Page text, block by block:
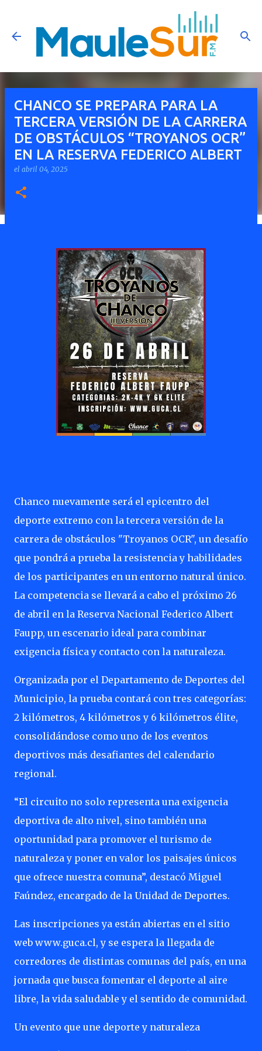
Ir al contenido principal
CHANCO SE PREPARA PARA LA
TERCERA VERSIÓN DE LA CARRERA
DE OBSTÁCULOS “TROYANOS OCR”
EN LA RESERVA FEDERICO ALBERT
el abril 04, 2025
Chanco nuevamente será el epicentro del
deporte extremo con la tercera versión de la
carrera de obstáculos "Troyanos OCR", un desafío
que pondrá a prueba la resistencia y habilidades
de los participantes en un entorno natural único.
La competencia se llevará a cabo el próximo 26
de abril en la Reserva Nacional Federico Albert
Faupp, un escenario ideal para combinar
exigencia física y contacto con la naturaleza.
Organizada por el Departamento de Deportes del
Municipio, la prueba contará con tres categorías:
2 kilómetros, 4 kilómetros y 6 kilómetros élite,
consolidándose como uno de los eventos
deportivos más desafiantes del calendario
regional.
“El circuito no solo representa una exigencia
deportiva de alto nivel, sino también una
oportunidad para promover el turismo de
naturaleza y poner en valor los paisajes únicos
que ofrece nuestra comuna”, destacó Miguel
Faúndez, encargado de la Unidad de Deportes.
Las inscripciones ya están abiertas en el sitio
web www.guca.cl, y se espera la llegada de
corredores de distintas comunas del país, en una
jornada que busca fomentar el deporte al aire
libre, la vida saludable y el sentido de comunidad.
Un evento que une deporte y naturaleza